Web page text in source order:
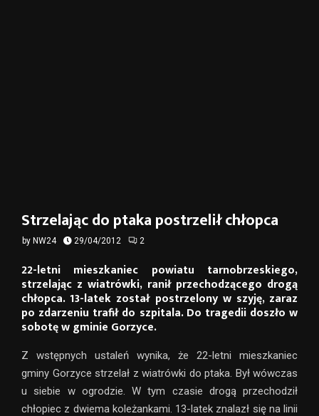
Strzelając do ptaka postrzelił chłopca
by NW24 29/04/2012 2
22-letni mieszkaniec powiatu tarnobrzeskiego,
strzelając z wiatrówki, ranił przechodzącego drogą
chłopca. 13-latek został postrzelony w szyję, zaraz
po zdarzeniu trafił do szpitala. Do tragedii doszło w
sobotę w gminie Gorzyce.
Z wstępnych ustaleń wynika, że 22-letni mieszkaniec
gminy Gorzyce strzelał z wiatrówki do ptaka. Był wówczas
u siebie w ogrodzie. W tym czasie drogą przechodził
chłopiec z dwiema koleżankami. 13-latek znalazł się na linii